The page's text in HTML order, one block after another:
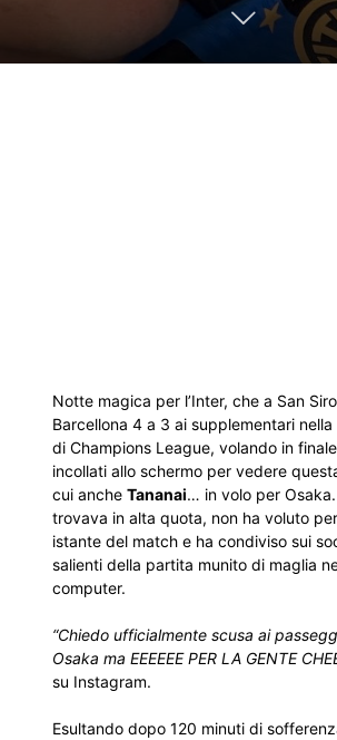
Notte magica per l’Inter, che a San
Barcellona 4 a 3 ai supplementari
di Champions League, volando in
incollati allo schermo per vedere
cui anche Tananai… in volo per Osaka.
trovava in alta quota, non ha voluto
istante del match e ha condiviso sui
salienti della partita munito di maglia
computer.
“Chiedo ufficialmente scusa ai
Osaka ma EEEEEE PER LA GENTE
su Instagram.
Esultando dopo 120 minuti di